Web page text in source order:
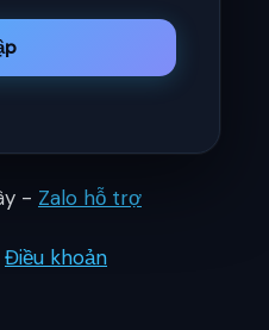
- Zalo hỗ trợ
Điều khoản